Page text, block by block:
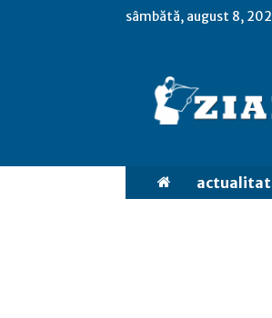
sâmbătă, august 8,